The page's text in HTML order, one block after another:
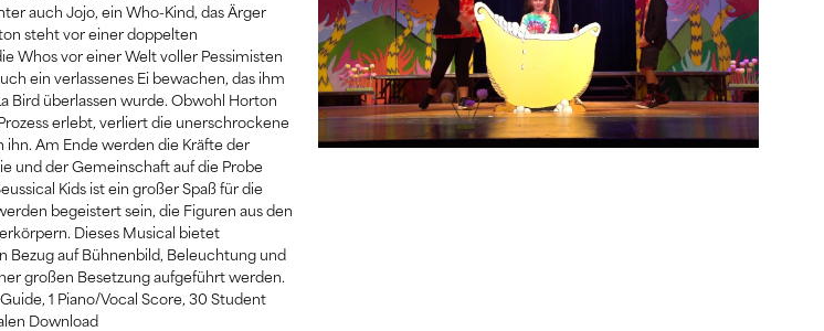
auch Jojo, ein Who-Kind, das Ärger
steht vor einer doppelten
Whos vor einer Welt voller Pessimisten
ein verlassenes Ei bewachen, das ihm
Bird überlassen wurde. Obwohl Horton
erlebt, verliert die unerschrockene
Am Ende werden die Kräfte der
und der Gemeinschaft auf die Probe
Kids ist ein großer Spaß für die
begeistert sein, die Figuren aus den
Dieses Musical bietet
auf Bühnenbild, Beleuchtung und
großen Besetzung aufgeführt werden.
1 Piano/Vocal Score, 30 Student
Download